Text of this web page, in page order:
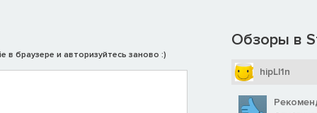
браузере и авторизуйтесь заново :)
Обзоры в
hipLl1n